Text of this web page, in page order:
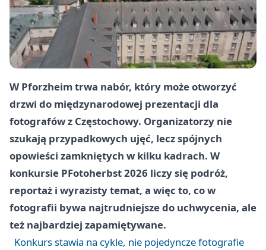
W Pforzheim trwa nabór, który może otworzyć
drzwi do międzynarodowej prezentacji dla
fotografów z Częstochowy. Organizatorzy nie
szukają przypadkowych ujęć, lecz spójnych
opowieści zamkniętych w kilku kadrach. W
konkursie PFotoherbst 2026 liczy się podróż,
reportaż i wyrazisty temat, a więc to, co w
fotografii bywa najtrudniejsze do uchwycenia, ale
też najbardziej zapamiętywane.
Konkurs stawia na cykle, nie pojedyncze fotografie